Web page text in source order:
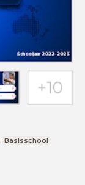
Basisschool